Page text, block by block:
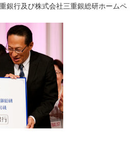
銀行及び株式会社三重銀総研ホームペ